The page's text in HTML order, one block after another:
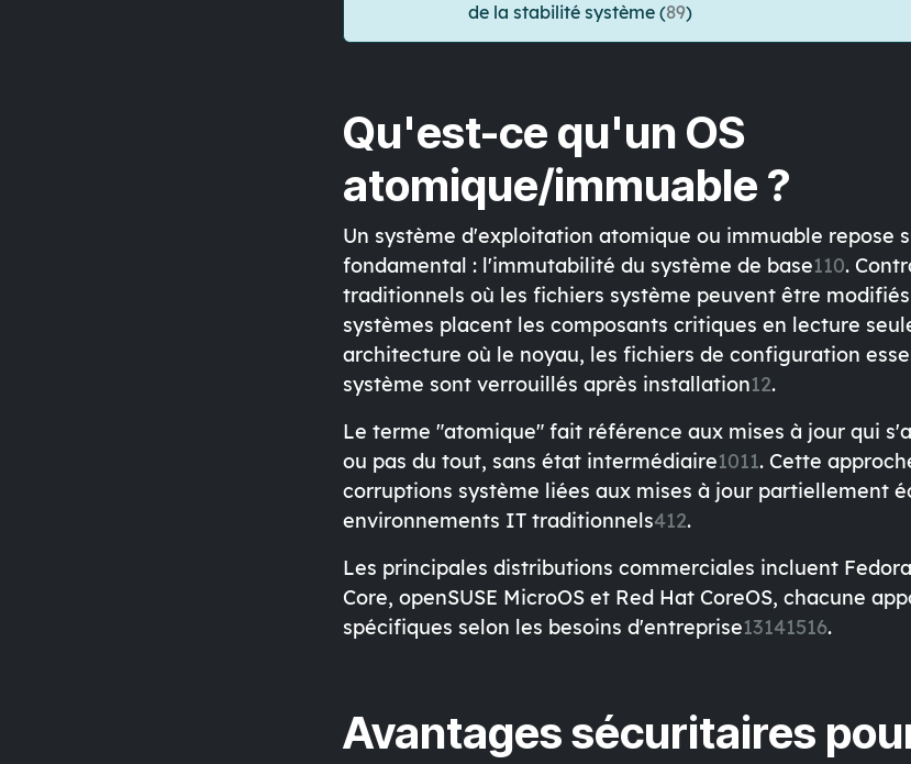
de la stabilité système (89)
Qu'est-ce qu'un OS
atomique/immuable ?
Un système d'exploitation atomique ou immuable repose
fondamental : l'immutabilité du système de base110.
traditionnels où les fichiers système peuvent être
systèmes placent les composants critiques en lecture
architecture où le noyau, les fichiers de configuration
système sont verrouillés après installation12.
Le terme "atomique" fait référence aux mises à jour qui
ou pas du tout, sans état intermédiaire1011. Cette
corruptions système liées aux mises à jour partiellement
environnements IT traditionnels412.
Les principales distributions commerciales incluent
Core, openSUSE MicroOS et Red Hat CoreOS, chacune
spécifiques selon les besoins d'entreprise13141516.
Avantages sécuritaires